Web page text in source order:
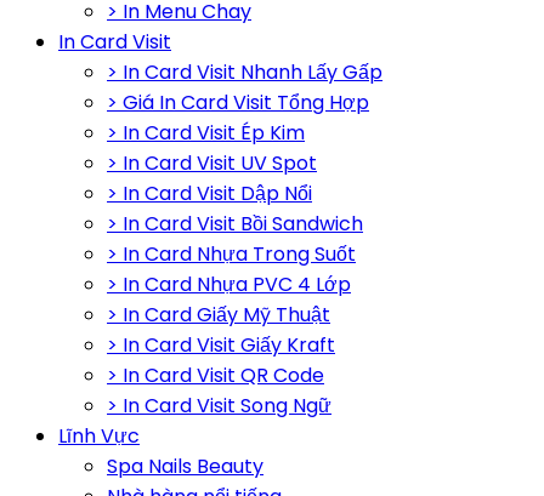
> In Menu Chay
In Card Visit
> In Card Visit Nhanh Lấy Gấp
> Giá In Card Visit Tổng Hợp
> In Card Visit Ép Kim
> In Card Visit UV Spot
> In Card Visit Dập Nổi
> In Card Visit Bồi Sandwich
> In Card Nhựa Trong Suốt
> In Card Nhựa PVC 4 Lớp
> In Card Giấy Mỹ Thuật
> In Card Visit Giấy Kraft
> In Card Visit QR Code
> In Card Visit Song Ngữ
Lĩnh Vực
Spa Nails Beauty